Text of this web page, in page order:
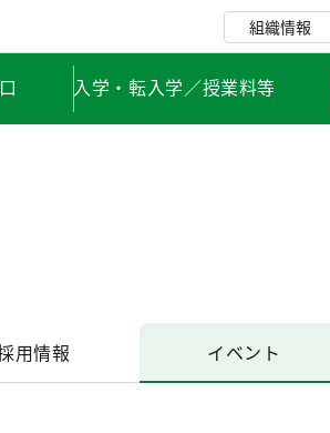
組織情報
入学・転入学／授業料等
用情報 イベント